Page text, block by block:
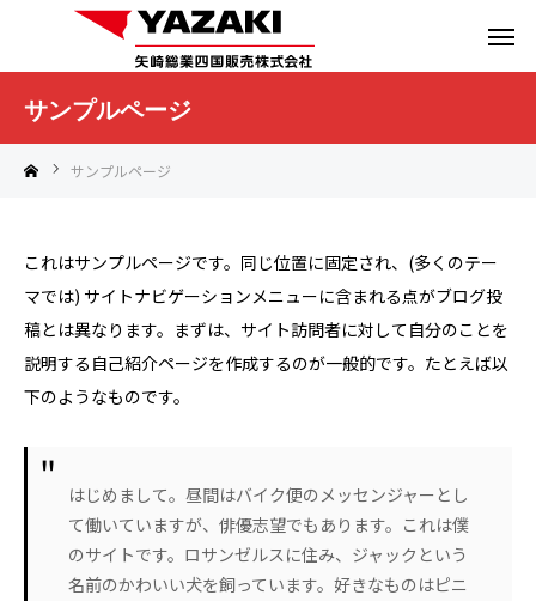
サンプルページ
サンプルページ
これはサンプルページです。同じ位置に固定され、(多くのテー
マでは) サイトナビゲーションメニューに含まれる点がブログ投
稿とは異なります。まずは、サイト訪問者に対して自分のことを
説明する自己紹介ページを作成するのが一般的です。たとえば以
下のようなものです。
はじめまして。昼間はバイク便のメッセンジャーとし
て働いていますが、俳優志望でもあります。これは僕
のサイトです。ロサンゼルスに住み、ジャックという
名前のかわいい犬を飼っています。好きなものはピニ